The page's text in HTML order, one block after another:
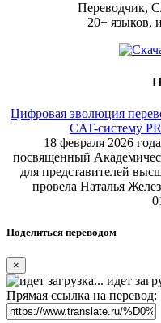
Переводчик,
20+ языков,
Цифровая эволюция
CAT-систему
18 февраля 2026
посвященный
для представителей
провела Наталья
Поделиться переводом
×
идет
Прямая ссылка на перевод: